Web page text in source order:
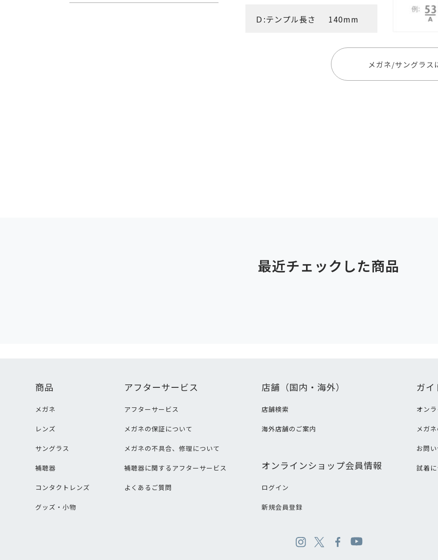
Ｄ:テンプル長さ 140mm
メガネ/サングラス
最近チェックした商品
商品
メガネ
レンズ
サングラス
補聴器
コンタクトレンズ
グッズ・小物
アフターサービス
アフターサービス
メガネの保証について
メガネの不具合、修理について
補聴器に関するアフターサービス
よくあるご質問
店舗（国内・海外）
店舗検索
海外店舗のご案内
オンラインショップ会員情報
ログイン
新規会員登録
ガイ
オン
メガ
お問
試着